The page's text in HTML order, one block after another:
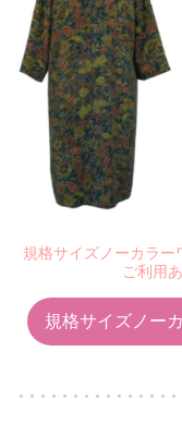
規格サイズノーカラー
ご利用
規格サイズノー